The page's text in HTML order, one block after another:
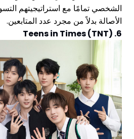
الشخصي تمامًا مع استراتيجيتهم
الأصالة بدلاً من مجرد عدد المتابعين.
6. Teens in Times (TNT)